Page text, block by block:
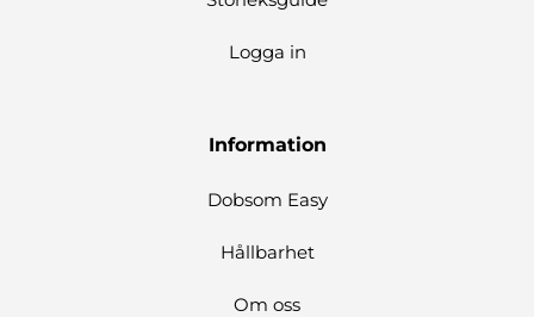
Logga in
Information
Dobsom Easy
Hållbarhet
Om oss